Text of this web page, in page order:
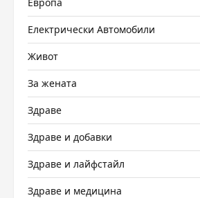
Електрически Автомобили
Живот
За жената
Здраве
Здраве и добавки
Здраве и лайфстайл
Здраве и медицина